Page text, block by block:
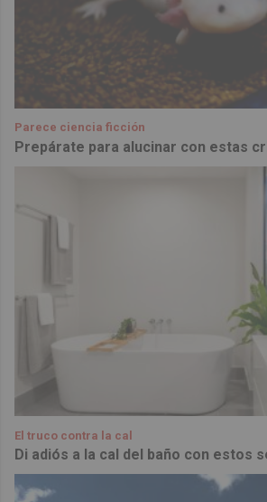
Parece ciencia ficción
Prepárate para alucinar con estas
El truco contra la cal
Di adiós a la cal del baño con estos